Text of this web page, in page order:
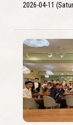
2026-04-11